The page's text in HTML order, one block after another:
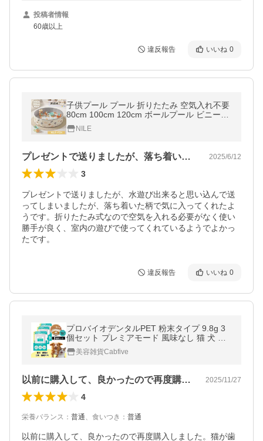
投稿者情報
60歳以上
違反報告 いいね 0
子供プール プール 折りたたみ 空気入れ不要
80cm 100cm 120cm ボールプール ビニール
プール おしゃれ折りたたみプール ベビー用
遊ぶハウス キッズ
NILE
プレゼントで送りましたが、落ち着いた柄… 2025/6/12
3
プレゼントで送りましたが、水遊び出来ると思い込んで送
ってしまいましたが、落ち着いた柄で気に入ってくれたよ
うです。折りたたみ式なので空気を入れる必要がなく使い
勝手が良く、室内の遊びで使ってくれているようでよかっ
たです。
違反報告 いいね 0
プロバイオデンタルPET 粉末タイプ 9.8g 3
個セット プレミアモード 風味なし 猫 犬 小
動物用 歯磨き サプリ 乳酸菌 ふりかけ 口臭
歯垢美容雑貨Cabfive
以前に購入して、良かったので再度購入し… 2025/11/27
4
栄養バランス ： 普通、 食いつき ： 普通
以前に購入して、良かったので再度購入しました。猫が歯